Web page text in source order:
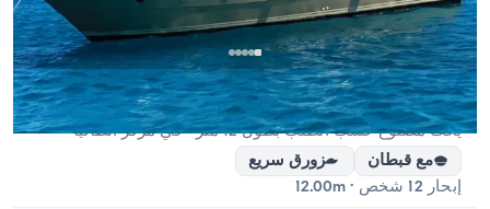
مركز أنطاليا, Antalya 5.0
(
1 مراجعة)
يخت مصنوع حسب الطلب بطول 12 متر - في مركز أنطاليا
مع قبطان
زورق سريع
إبحار 12 شخص · 12.00m